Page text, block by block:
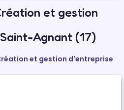
et gestion
Agnant (17)
et gestion d'entreprise